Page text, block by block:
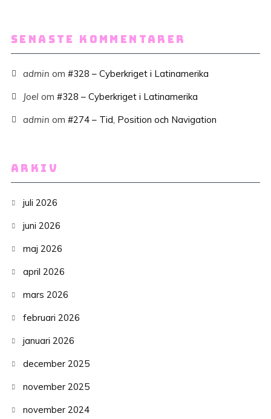
SENASTE KOMMENTARER
admin om #328 – Cyberkriget i Latinamerika
Joel om #328 – Cyberkriget i Latinamerika
admin om #274 – Tid, Position och Navigation
ARKIV
juli 2026
juni 2026
maj 2026
april 2026
mars 2026
februari 2026
januari 2026
december 2025
november 2025
november 2024